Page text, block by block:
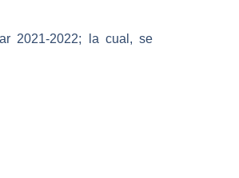
2021-2022; la cual, se